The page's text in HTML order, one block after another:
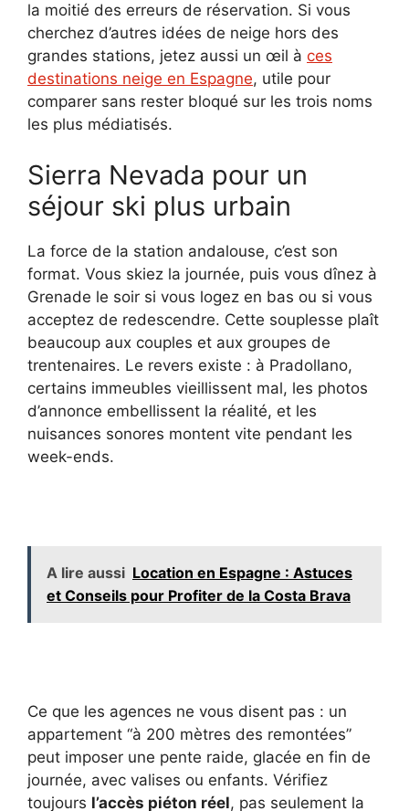
la moitié des erreurs de réservation. Si vous
cherchez d’autres idées de neige hors des
grandes stations, jetez aussi un œil à ces
destinations neige en Espagne, utile pour
comparer sans rester bloqué sur les trois noms
les plus médiatisés.
Sierra Nevada pour un
séjour ski plus urbain
La force de la station andalouse, c’est son
format. Vous skiez la journée, puis vous dînez à
Grenade le soir si vous logez en bas ou si vous
acceptez de redescendre. Cette souplesse plaît
beaucoup aux couples et aux groupes de
trentenaires. Le revers existe : à Pradollano,
certains immeubles vieillissent mal, les photos
d’annonce embellissent la réalité, et les
nuisances sonores montent vite pendant les
week-ends.
A lire aussi Location en Espagne : Astuces
et Conseils pour Profiter de la Costa Brava
Ce que les agences ne vous disent pas : un
appartement “à 200 mètres des remontées”
peut imposer une pente raide, glacée en fin de
journée, avec valises ou enfants. Vérifiez
toujours l’accès piéton réel, pas seulement la